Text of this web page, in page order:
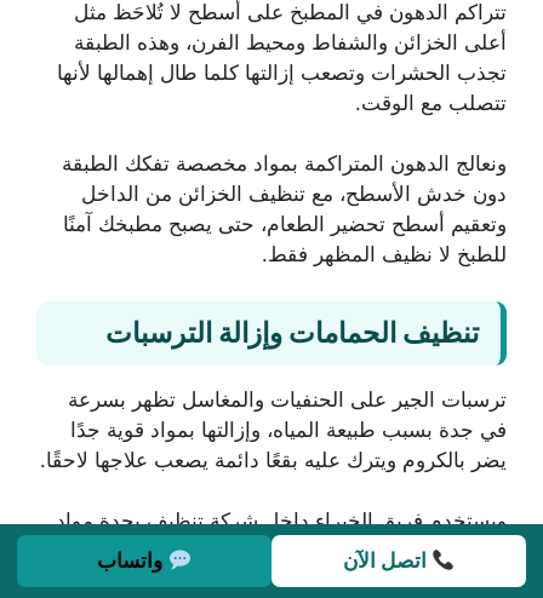
تتراكم الدهون في المطبخ على أسطح لا تُلاحَظ مثل
أعلى الخزائن والشفاط ومحيط الفرن، وهذه الطبقة
تجذب الحشرات وتصعب إزالتها كلما طال إهمالها لأنها
تتصلب مع الوقت.
ونعالج الدهون المتراكمة بمواد مخصصة تفكك الطبقة
دون خدش الأسطح، مع تنظيف الخزائن من الداخل
وتعقيم أسطح تحضير الطعام، حتى يصبح مطبخك آمنًا
للطبخ لا نظيف المظهر فقط.
تنظيف الحمامات وإزالة الترسبات
ترسبات الجير على الحنفيات والمغاسل تظهر بسرعة
في جدة بسبب طبيعة المياه، وإزالتها بمواد قوية جدًا
يضر بالكروم ويترك عليه بقعًا دائمة يصعب علاجها لاحقًا.
ويستخدم فريق الخبراء داخل شركة تنظيف بجدة مواد
متوازنة تذيب الترسبات دون الإضرار بطبقة الكروم أو
السيراميك، مع تعقيم كامل للأسطح ومعالجة فواصل
اتصل الآن واتساب